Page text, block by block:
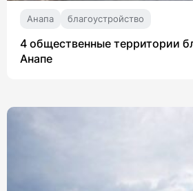
Анапа благоустройство
4 общественные территории
Анапе